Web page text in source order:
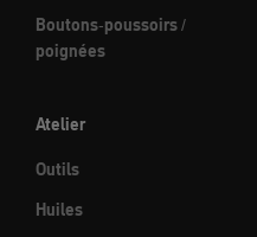
Boutons-poussoirs /
poignées
Atelier
Outils
Huiles